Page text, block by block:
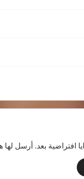
افتراضية بعد. أرسل لها